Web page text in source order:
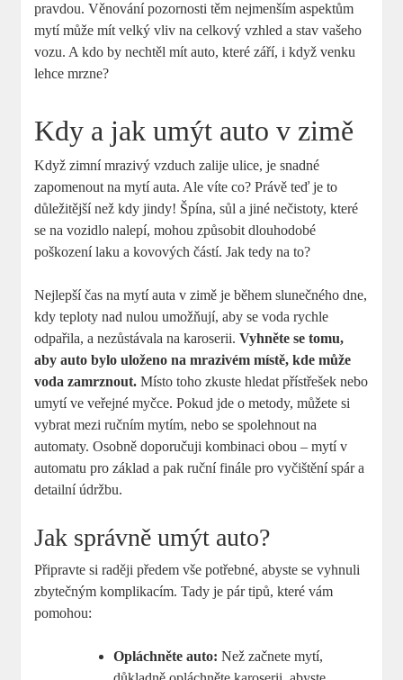
pravdou. Věnování ⁢pozornosti těm nejmenším aspektům
mytí ⁤může mít velký vliv na celkový vzhled ​a stav vašeho
vozu. A kdo by nechtěl mít auto, které září, i když ‍venku
lehce mrzne?
Kdy a jak umýt auto v zimě
Když ‌zimní ⁣mrazivý vzduch zalije ulice, je snadné
zapomenout na mytí auta.‌ Ale víte co? Právě‌ teď je​ to
důležitější než kdy jindy! Špína, sůl a jiné nečistoty,⁣ které
se na vozidlo nalepí, mohou způsobit dlouhodobé⁢
poškození laku a‌ kovových částí. Jak tedy na to? ​
Nejlepší čas na mytí auta v zimě​ je‌ během slunečného dne,
kdy teploty nad nulou umožňují, aby se voda ⁤rychle
odpařila, a⁤ nezůstávala na karoserii.Vyhněte se⁢ tomu,
aby auto bylo uloženo na mrazivém místě, kde může
voda⁤ zamrznout. Místo toho zkuste hledat přístřešek nebo
umytí ve veřejné myčce. Pokud jde ⁤o metody, můžete si
vybrat mezi‍ ručním mytím, nebo se spolehnout na
automaty. Osobně doporučuji kombinaci obou – mytí v
automatu pro základ a pak ruční finále pro vyčištění ‌spár a
detailní ​údržbu.
Jak správně umýt⁣ auto?
Připravte ⁣si raději předem vše potřebné, abyste se vyhnuli
‌zbytečným komplikacím. Tady je⁢ pár tipů, které vám
‌pomohou:
Opláchněte auto: Než začnete mytí,‍